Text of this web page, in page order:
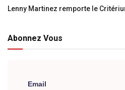
Lenny Martinez remporte le
Abonnez Vous
Email